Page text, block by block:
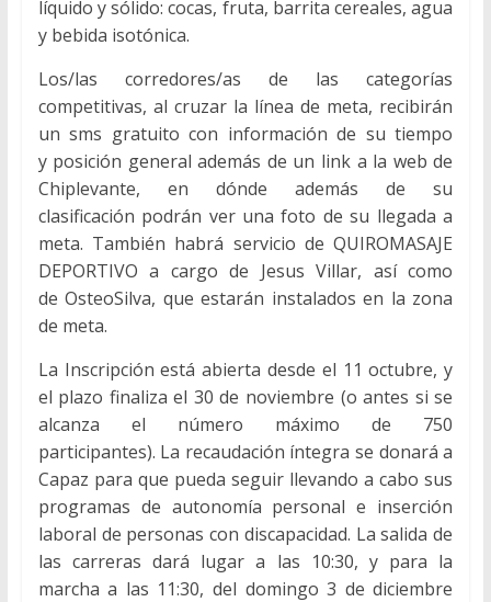
líquido y sólido: cocas, fruta, barrita cereales, agua
y bebida isotónica.
Los/las corredores/as de las categorías
competitivas, al cruzar la línea de meta, recibirán
un sms gratuito con información de su tiempo
y posición general además de un link a la web de
Chiplevante, en dónde además de su
clasificación podrán ver una foto de su llegada a
meta. También habrá servicio de QUIROMASAJE
DEPORTIVO a cargo de Jesus Villar, así como
de OsteoSilva, que estarán instalados en la zona
de meta.
La Inscripción está abierta desde el 11 octubre, y
el plazo finaliza el 30 de noviembre (o antes si se
alcanza el número máximo de 750
participantes). La recaudación íntegra se donará a
Capaz para que pueda seguir llevando a cabo sus
programas de autonomía personal e inserción
laboral de personas con discapacidad. La salida de
las carreras dará lugar a las 10:30, y para la
marcha a las 11:30, del domingo 3 de diciembre